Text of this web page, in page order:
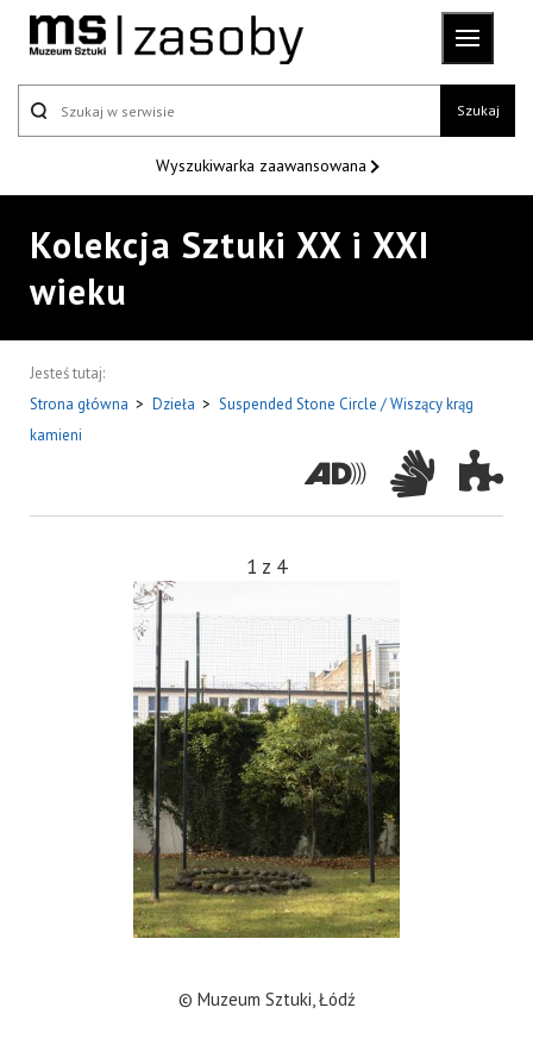
Szukaj
Wyszukiwarka zaawansowana
Kolekcja Sztuki XX i XXI
wieku
Jesteś tutaj:
Strona główna > Dzieła > Suspended Stone Circle / Wiszący krąg
kamieni
1 z 4
© Muzeum Sztuki, Łódź